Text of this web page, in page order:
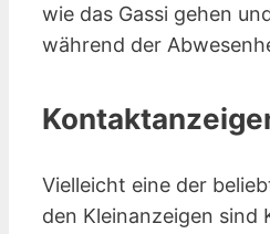
wie das Gassi gehen
während der
Vielleicht eine der
den Kleinanzeigen sind